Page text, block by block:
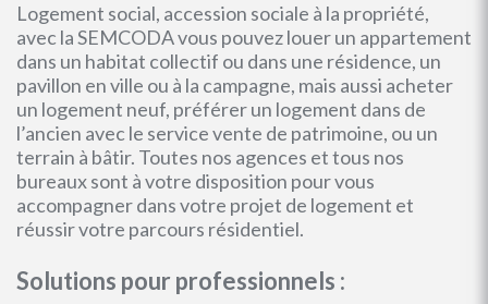
Logement social, accession sociale à la propriété,
avec la SEMCODA vous pouvez louer un appartement
dans un habitat collectif ou dans une résidence, un
pavillon en ville ou à la campagne, mais aussi acheter
un logement neuf, préférer un logement dans de
l’ancien avec le service vente de patrimoine, ou un
terrain à bâtir. Toutes nos agences et tous nos
bureaux sont à votre disposition pour vous
accompagner dans votre projet de logement et
réussir votre parcours résidentiel.
Solutions pour professionnels :